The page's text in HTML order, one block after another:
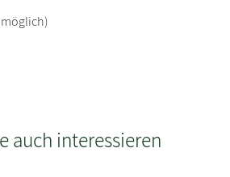
auch interessieren